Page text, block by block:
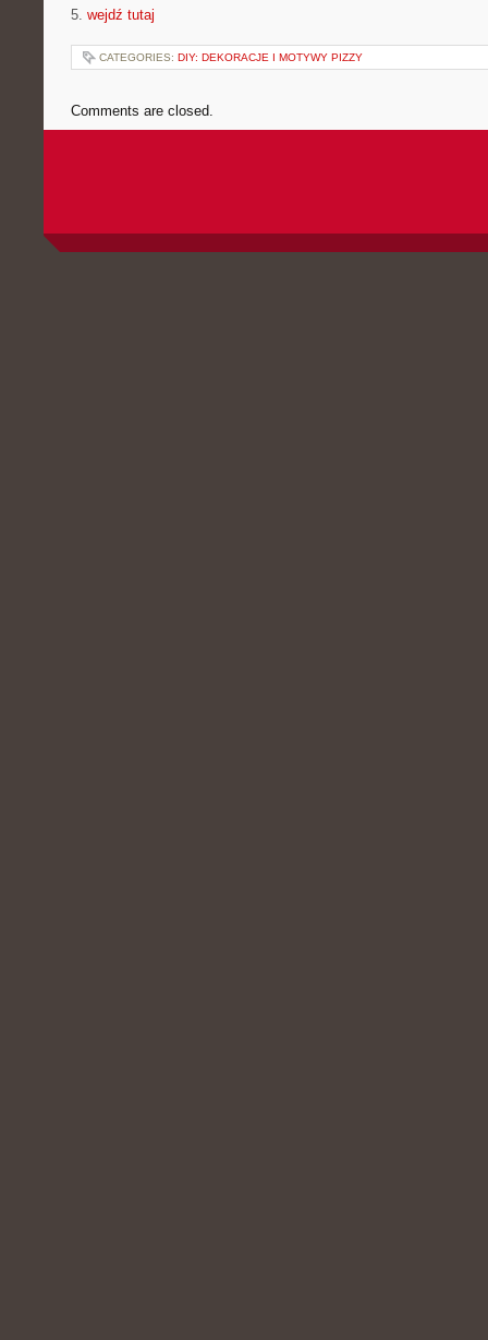
5. wejdź tutaj
CATEGORIES: DIY: DEKORACJE I MOTYWY PIZZY
Comments are closed.